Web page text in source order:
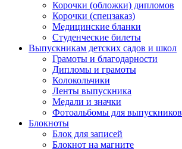
Корочки (обложки) дипломов
Корочки (спецзаказ)
Медицинские бланки
Студенческие билеты
Выпускникам детских садов и школ
Грамоты и благодарности
Дипломы и грамоты
Колокольчики
Ленты выпускника
Медали и значки
Фотоальбомы для выпускников
Блокноты
Блок для записей
Блокнот на магните